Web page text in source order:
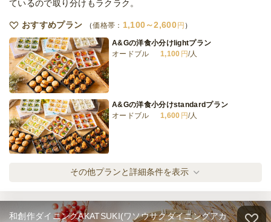
ているので取り分けもラクラク。
おすすめプラン 価格帯： 1,100～2,600 円
A&Gの洋食小分けlightプラン
オードブル
1,100 円/人
A&Gの洋食小分けstandardプラン
オードブル
1,600 円/人
A&Gの洋食小分けspecialプラン
オードブル
2,100円/人
その他プランと詳細条件を表示
和創作ダイニングAKATSUKI(ワソウサクダイニングアカ